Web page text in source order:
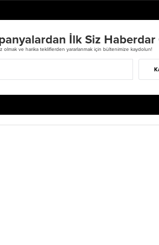
İlk Siz
olmak ve harika tekliflerden yararlanmak için bültenimize kaydolun!